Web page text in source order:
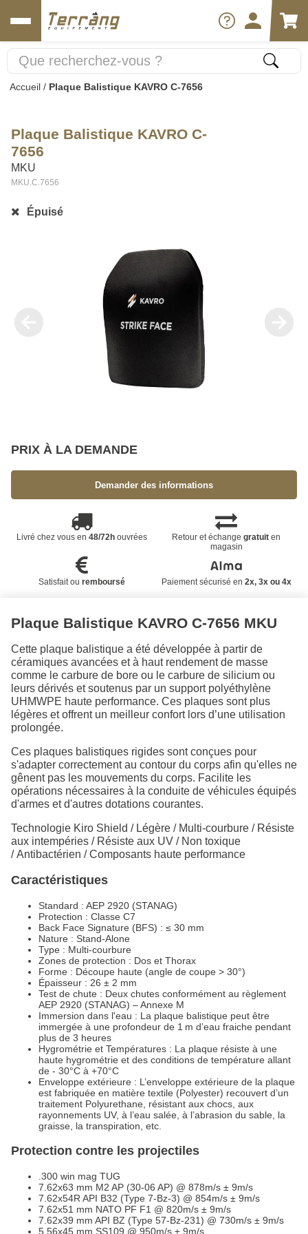
Accueil / Plaque Balistique KAVRO C-7656
Plaque Balistique KAVRO C-
7656
MKU
MKU.C.7656
Épuisé
PRIX À LA DEMANDE
Demander des informations
Livré chez vous en 48/72houvrées Retour et échangegratuit en
magasin
Satisfait ou remboursé Paiement sécurisé en 2x, 3x ou 4x
Plaque Balistique KAVRO C-7656 MKU
Cette plaque balistique a été développée à partir de
céramiques avancées et à haut rendement de masse
comme le carbure de bore ou le carbure de silicium ou
leurs dérivés et soutenus par un support polyéthylène
UHMWPE haute performance. Ces plaques sont plus
légères et offrent un meilleur confort lors d’une utilisation
prolongée.
Ces plaques balistiques rigides sont conçues pour
s'adapter correctement au contour du corps afin qu'elles ne
gênent pas les mouvements du corps. Facilite les
opérations nécessaires à la conduite de véhicules équipés
d'armes et d'autres dotations courantes.
Technologie Kiro Shield / Légère / Multi-courbure / Résiste
aux intempéries / Résiste aux UV / Non toxique
/ Antibactérien / Composants haute performance
Caractéristiques
Standard : AEP 2920 (STANAG)
Protection : Classe C7
Back Face Signature (BFS) : ≤ 30 mm
Nature : Stand-Alone
Type : Multi-courbure
Zones de protection : Dos et Thorax
Forme : Découpe haute (angle de coupe > 30°)
Épaisseur : 26 ± 2 mm
Test de chute : Deux chutes conformément au règlement
AEP 2920 (STANAG) – Annexe M
Immersion dans l'eau : La plaque balistique peut être
immergée à une profondeur de 1 m d’eau fraiche pendant
plus de 3 heures
Hygrométrie et Températures : La plaque résiste à une
haute hygrométrie et des conditions de température allant
de - 30°C à +70°C
Enveloppe extérieure : L’enveloppe extérieure de la plaque
est fabriquée en matière textile (Polyester) recouvert d’un
traitement Polyurethane, résistant aux chocs, aux
rayonnements UV, à l’eau salée, à l’abrasion du sable, la
graisse, la transpiration, etc.
Protection contre les projectiles
.300 win mag TUG
7.62x63 mm M2 AP (30-06 AP) @ 878m/s ± 9m/s
7.62x54R API B32 (Type 7-Bz-3) @ 854m/s ± 9m/s
7.62x51 mm NATO PF F1 @ 820m/s ± 9m/s
7.62x39 mm API BZ (Type 57-Bz-231) @ 730m/s ± 9m/s
5.56x45 mm SS109 @ 950m/s ± 9m/s